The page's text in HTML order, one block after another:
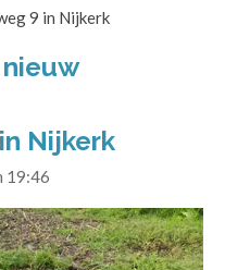
9 in Nijkerk
Nijkerk
19:46